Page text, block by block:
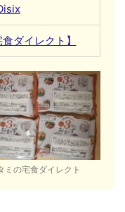
ダイレクト】
ミの宅食ダイレクト